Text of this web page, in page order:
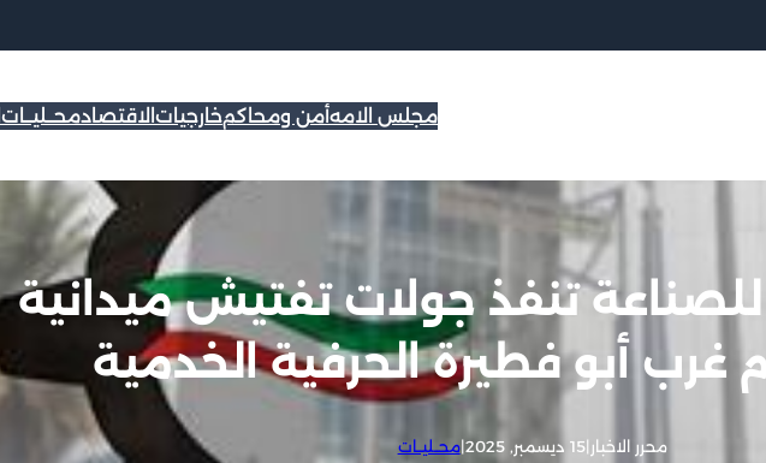
مجلس الامهأمن ومحاكمخارجيات الاقتصادمحــليــات
للصناعة تنفذ جولات تفتيش ميدانية
أبو فطيرة الحرفية الخدمية
محرر الاخبار |15 ديسمبر, 2025 |محــليــات